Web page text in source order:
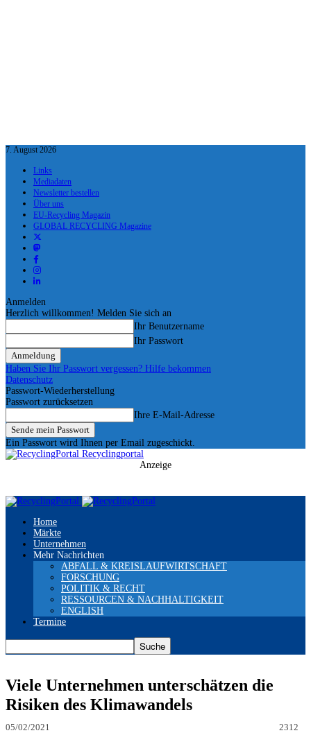
7. August 2026
Links
Mediadaten
Newsletter bestellen
Über uns
EU-Recycling Magazin
GLOBAL RECYCLING Magazine
Anmelden
Herzlich willkommen! Melden Sie sich an
Ihr Benutzername
Ihr Passwort
Haben Sie Ihr Passwort vergessen? Hilfe bekommen
Datenschutz
Passwort-Wiederherstellung
Passwort zurücksetzen
Ihre E-Mail-Adresse
Ein Passwort wird Ihnen per Email zugeschickt.
Recyclingportal
Anzeige
Home
Märkte
Unternehmen
Mehr Nachrichten
ABFALL & KREISLAUFWIRTSCHAFT
FORSCHUNG
POLITIK & RECHT
RESSOURCEN & NACHHALTIGKEIT
ENGLISH
Termine
Viele Unternehmen unterschätzen die
Risiken des Klimawandels
05/02/2021 2312